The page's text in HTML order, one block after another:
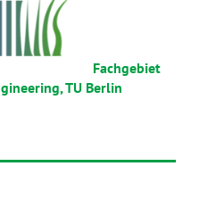
Fachgebiet
TU Berlin